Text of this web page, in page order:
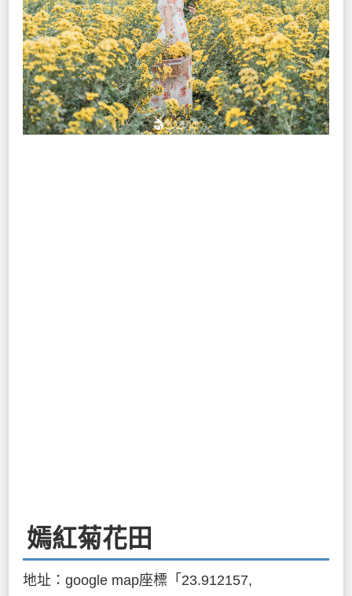
嫣紅菊花田
地址：google map座標「23.912157,